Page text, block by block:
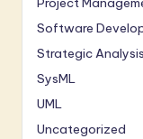
Software
Strategic Analysis
SysML
UML
Uncategorized